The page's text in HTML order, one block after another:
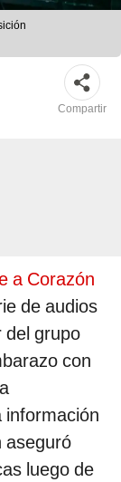
Compartir
a Corazón
de audios
del grupo
con
información
aseguró
luego de